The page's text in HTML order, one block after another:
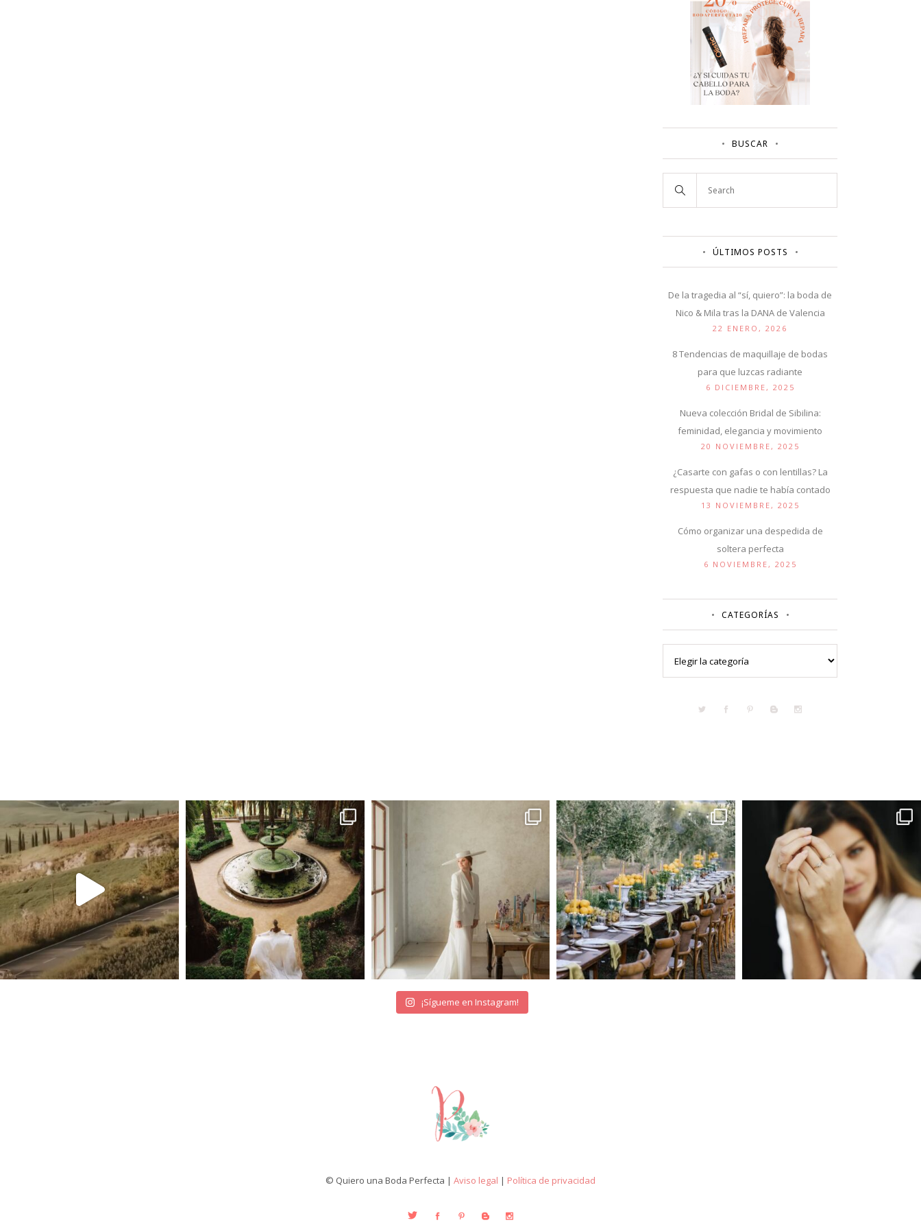
BUSCAR
ÚLTIMOS POSTS
De la tragedia al “sí, quiero”: la boda de
Nico & Mila tras la DANA de Valencia
22 ENERO, 2026
8 Tendencias de maquillaje de bodas
para que luzcas radiante
6 DICIEMBRE, 2025
Nueva colección Bridal de Sibilina:
feminidad, elegancia y movimiento
20 NOVIEMBRE, 2025
¿Casarte con gafas o con lentillas? La
respuesta que nadie te había contado
13 NOVIEMBRE, 2025
Cómo organizar una despedida de
soltera perfecta
6 NOVIEMBRE, 2025
CATEGORÍAS
¡Sígueme en Instagram!
© Quiero una Boda Perfecta | Aviso legal | Política de privacidad